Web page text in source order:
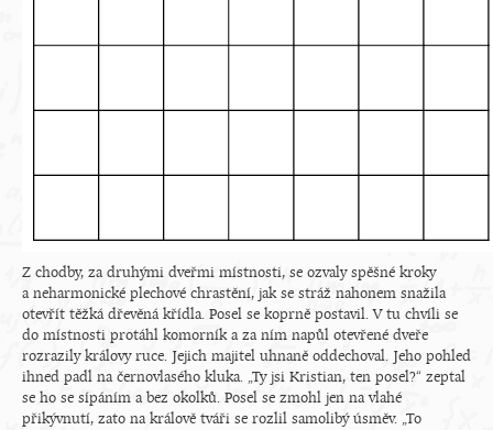
Z chodby, za druhými dveřmi místnosti, se ozvaly spěšné kroky
a neharmonické plechové chrastění, jak se stráž nahonem snažila
otevřít těžká dřevěná křídla. Posel se koprně postavil. V tu chvíli se
do místnosti protáhl komorník a za ním napůl otevřené dveře
rozrazily královy ruce. Jejich majitel uhnaně oddechoval. Jeho pohled
ihned padl na černovlasého kluka. „Ty jsi Kristian, ten posel?“ zeptal
se ho se sípáním a bez okolků. Posel se zmohl jen na vlahé
přikývnutí, zato na králově tváři se rozlil samolibý úsměv. „To